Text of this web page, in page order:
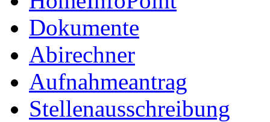
Dokumente
Abirechner
Aufnahmeantrag
Stellenausschreibung